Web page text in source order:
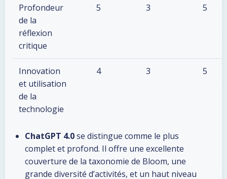
Profondeur
de la
réflexion
critique
5 3 5
Innovation
et utilisation
de la
technologie
4 3 5
ChatGPT 4.0se distingue comme le plus
complet et profond. Il offre une excellente
couverture de la taxonomie de Bloom, une
grande diversité d’activités, et un haut niveau